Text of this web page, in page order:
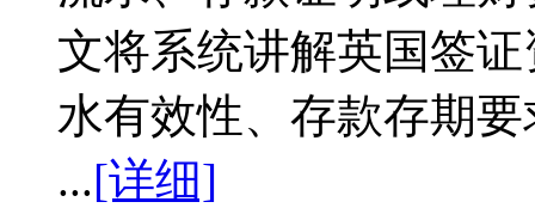
文将系统讲解英国签
水有效性、存款存期
...[详细]